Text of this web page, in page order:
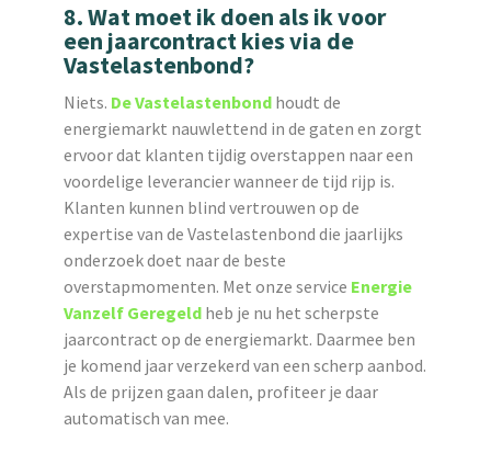
8. Wat moet ik doen als ik voor
een jaarcontract kies via de
Vastelastenbond?
Niets. De Vastelastenbondhoudt de
energiemarkt nauwlettend in de gaten en zorgt
ervoor dat klanten tijdig overstappen naar een
voordelige leverancier wanneer de tijd rijp is.
Klanten kunnen blind vertrouwen op de
expertise van de Vastelastenbond die jaarlijks
onderzoek doet naar de beste
overstapmomenten. Met onze service Energie
Vanzelf Geregeldheb je nu het scherpste
jaarcontract op de energiemarkt. Daarmee ben
je komend jaar verzekerd van een scherp aanbod.
Als de prijzen gaan dalen, profiteer je daar
automatisch van mee.